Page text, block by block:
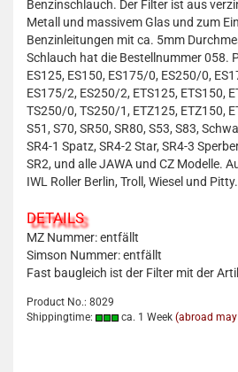
Benzinschlauch. Der Filter ist aus
Metall und massivem Glas und zum
Benzinleitungen mit ca. 5mm
Schlauch hat die Bestellnummer 058.
ES125, ES150, ES175/0, ES250/0,
ES175/2, ES250/2, ETS125, ETS150,
TS250/0, TS250/1, ETZ125, ETZ150,
S51, S70, SR50, SR80, S53, S83,
SR4-1 Spatz, SR4-2 Star, SR4-3
SR2, und alle JAWA und CZ Modelle.
IWL Roller Berlin, Troll, Wiesel und Pitty.
DETAILS
MZ Nummer: entfällt
Simson Nummer: entfällt
Fast baugleich ist der Filter mit der
Product No.: 8029
Shippingtime:
ca. 1 Week (abroad